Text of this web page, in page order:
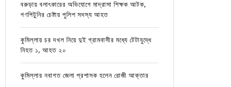
বরুড়ায় বলাৎকারের অভিযোগে মাদ্রাসা শিক্ষক আটক,
গণপিটুনির চেষ্টায় পুলিশ সদস্য আহত
কুমিল্লায় চর দখল নিয়ে দুই গ্রামবাসীর মধ্যে টেটাযুদ্ধে
নিহত ১, আহত ২০
কুমিল্লার নবাগত জেলা প্রশাসক হলেন রোজী আক্তার